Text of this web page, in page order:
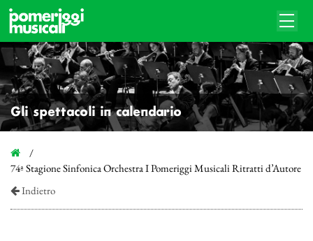
Gli spettacoli in calendario
74ª Stagione Sinfonica Orchestra I Pomeriggi Musicali Ritratti d’Autore
Indietro